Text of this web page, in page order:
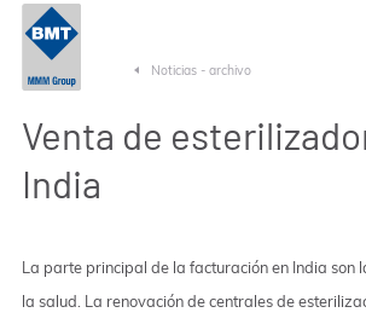
Noticias - archivo
Venta de
India
La parte principal de la facturación en India son
la salud. La renovación de centrales de